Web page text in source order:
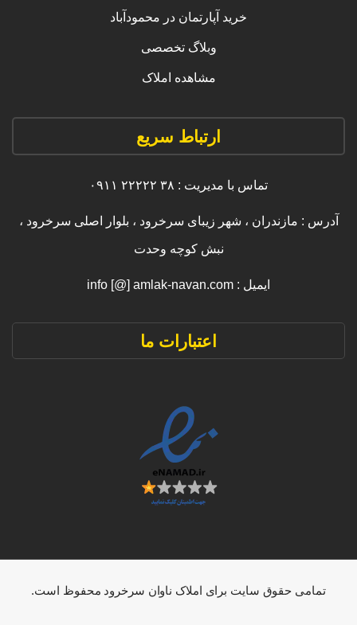
خرید آپارتمان در محمودآباد
وبلاگ تخصصی
مشاهده املاک
ارتباط سریع
تماس با مدیریت : ۳۸ ۲۲۲۲۲ ۰۹۱۱
آدرس : مازندران ، شهر زیبای سرخرود ، بلوار اصلی سرخرود ،
نبش کوچه وحدت
ایمیل : info [@] amlak-navan.com
اعتبارات ما
تمامی حقوق سایت برای املاک ناوان سرخرود محفوظ است.